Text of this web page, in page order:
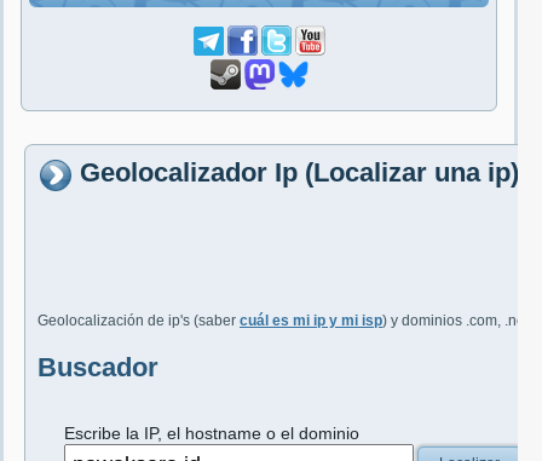
Geolocalizador Ip (Localizar una ip)
Geolocalización de ip's (saber cuál es mi ip y mi isp) y dominios .com, .net,
Buscador
Escribe la IP, el hostname o el dominio